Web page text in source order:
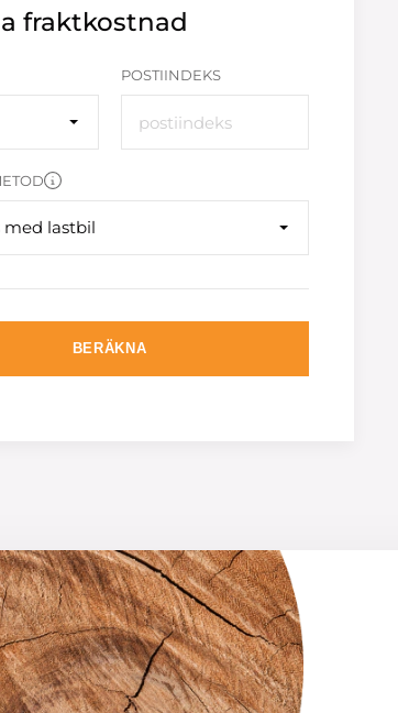
fraktkostnad
POSTIINDEKS
med lastbil
BERÄKNA